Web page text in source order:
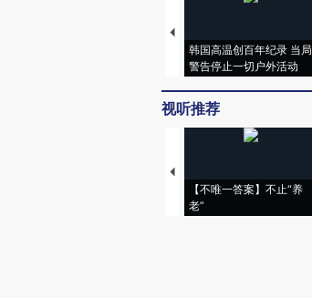
韩国高温创百年纪录 当局
警告停止一切户外活动
视听推荐
【不唯一答案】不止“养
老”